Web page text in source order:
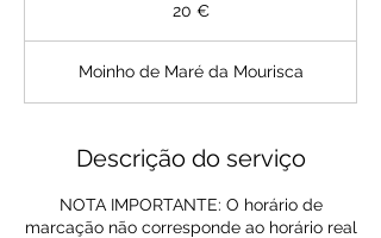
20 €
Moinho de Maré da Mourisca
Descrição do serviço
NOTA IMPORTANTE: O horário de
marcação não corresponde ao horário real